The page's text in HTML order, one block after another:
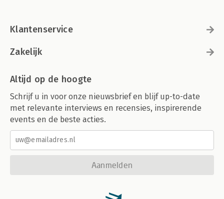
Klantenservice
Zakelijk
Altijd op de hoogte
Schrijf u in voor onze nieuwsbrief en blijf up-to-date
met relevante interviews en recensies, inspirerende
events en de beste acties.
Aanmelden